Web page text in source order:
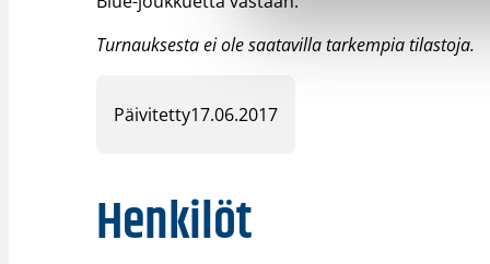
Turnauksesta ei ole saatavilla tarkempia tilastoja.
Päivitetty17.06.2017
Henkilöt